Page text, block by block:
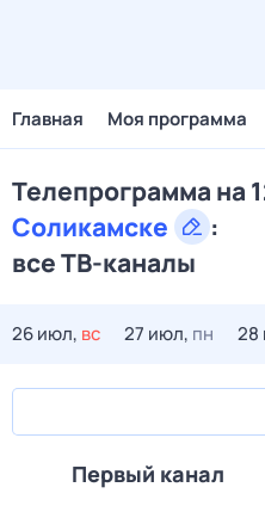
Главная Моя программа
Телепрограмма на
Соликамске
:
все ТВ-каналы
26 июл, вс 27 июл, пн 28
Первый канал